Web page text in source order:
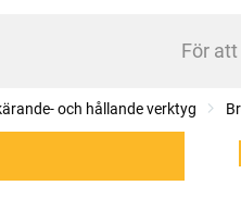
För
och hållande verktyg